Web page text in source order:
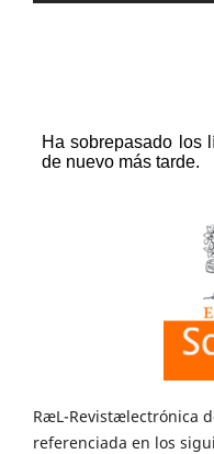
RæL-Revistælectrónica
referenciada en los